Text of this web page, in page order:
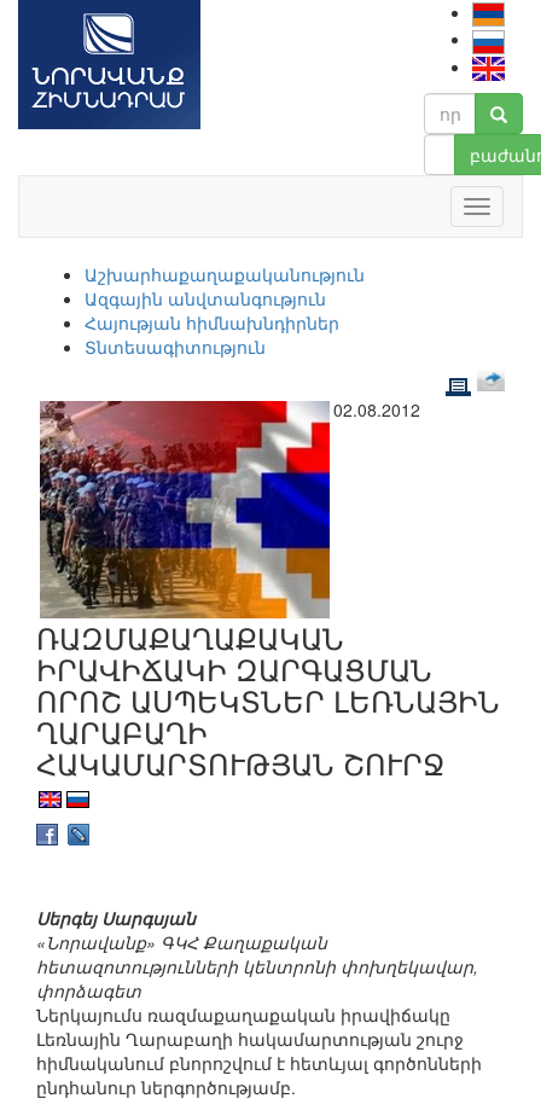
Աշխարհաքաղաքականություն
Ազգային անվտանգություն
Հայության հիմնախնդիրներ
Տնտեսագիտություն
02.08.2012
ՌԱԶՄԱՔԱՂԱՔԱԿԱՆ
ԻՐԱՎԻՃԱԿԻ ԶԱՐԳԱՑՄԱՆ
ՈՐՈՇ ԱՍՊԵԿՏՆԵՐ ԼԵՌՆԱՅԻՆ
ՂԱՐԱԲԱՂԻ
ՀԱԿԱՄԱՐՏՈՒԹՅԱՆ ՇՈՒՐՋ
Սերգեյ Սարգսյան
«Նորավանք» ԳԿՀ Քաղաքական
հետազոտությունների կենտրոնի փոխղեկավար,
փորձագետ
Ներկայումս ռազմաքաղաքական իրավիճակը
Լեռնային Ղարաբաղի հակամարտության շուրջ
հիմնականում բնորոշվում է հետևյալ գործոնների
ընդհանուր ներգործությամբ.